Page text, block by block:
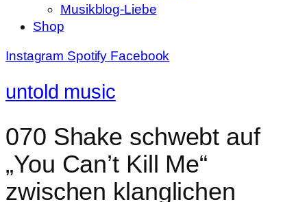
Musikblog-Liebe
Shop
Instagram Spotify Facebook
untold music
070 Shake schwebt auf
„You Can’t Kill Me“
zwischen klanglichen